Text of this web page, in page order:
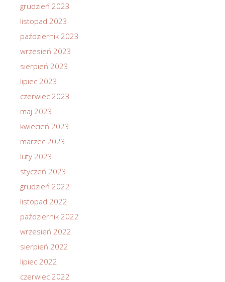
grudzień 2023
listopad 2023
październik 2023
wrzesień 2023
sierpień 2023
lipiec 2023
czerwiec 2023
maj 2023
kwiecień 2023
marzec 2023
luty 2023
styczeń 2023
grudzień 2022
listopad 2022
październik 2022
wrzesień 2022
sierpień 2022
lipiec 2022
czerwiec 2022